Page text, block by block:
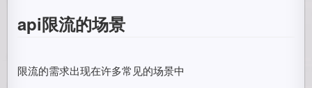
api限流的场景
限流的需求出现在许多常见的场景中